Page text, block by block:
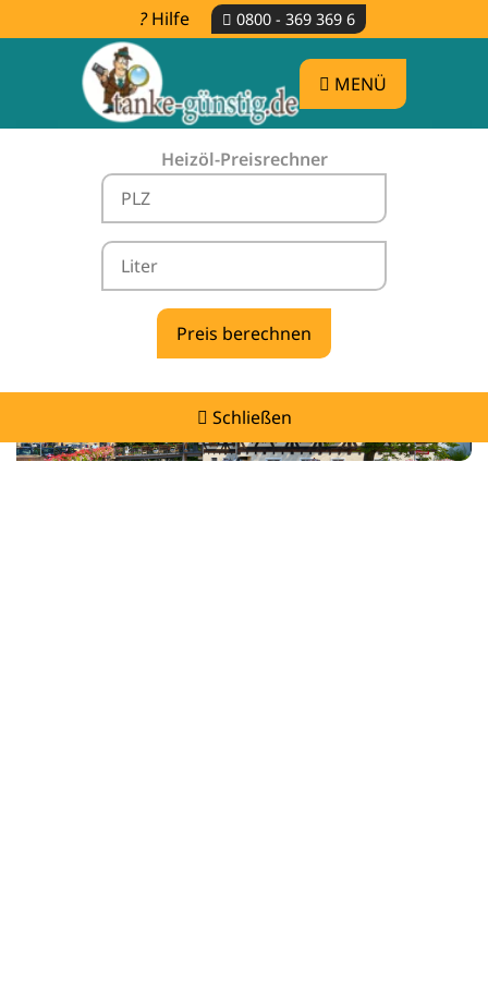
Hilfe 0800 - 369 369 6
MENÜ
Heizöl-Preisrechner
Schließen
Heizölpreise Mutlangen -
vergleichen & günstig tanken